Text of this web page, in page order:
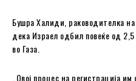
Бушра Халиди, раководителка
дека Израел одбил повеќе од
во Газа.
„Овој процес на регистрација